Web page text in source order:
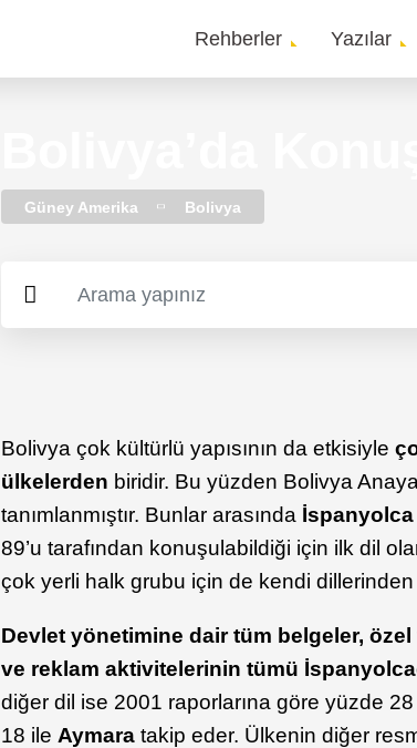
Main
Rehberler Yazılar
Güney Amerika Bolivya
Bolivya çok kültürlü yapısının da etkisiyle
ülkelerden biridir. Bu yüzden Bolivya
tanımlanmıştır. Bunlar arasında İspanyolca
89’u tarafından konuşulabildiği için ilk dil
çok yerli halk grubu için de kendi
Devlet yönetimine dair tüm belgeler, özel
ve reklam aktivitelerinin tümü
diğer dil ise 2001 raporlarına göre yüzde
18 ile Aymaratakip eder. Ülkenin diğer